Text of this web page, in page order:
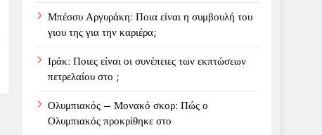
Μπέσσυ Αργυράκη: Ποια είναι η συμβουλή του
γιου της για την καριέρα;
Ιράκ: Ποιες είναι οι συνέπειες των εκπτώσεων
πετρελαίου στο ;
Ολυμπιακός – Μονακό σκορ: Πώς ο
Ολυμπιακός προκρίθηκε στο